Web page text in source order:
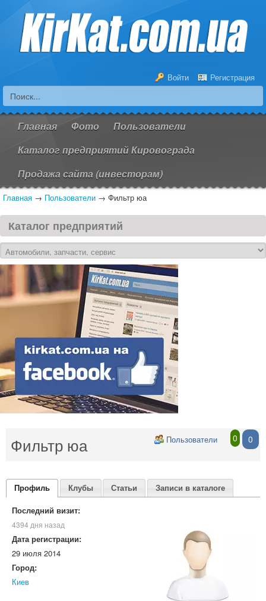
Войти Регистрация
Главная Фото
Пользователи
Каталог предприятий Кировограда
Продажа сайта (инвесторам)
Главная → Пользователи → Фильтр юа
Каталог предприятий
0 0
Пользователи
Фильтр юа
Профиль Клубы Статьи Записи в каталоге
Последний визит:
4394 дня назад
Дата регистрации:
29 июля 2014
Город:
Киев